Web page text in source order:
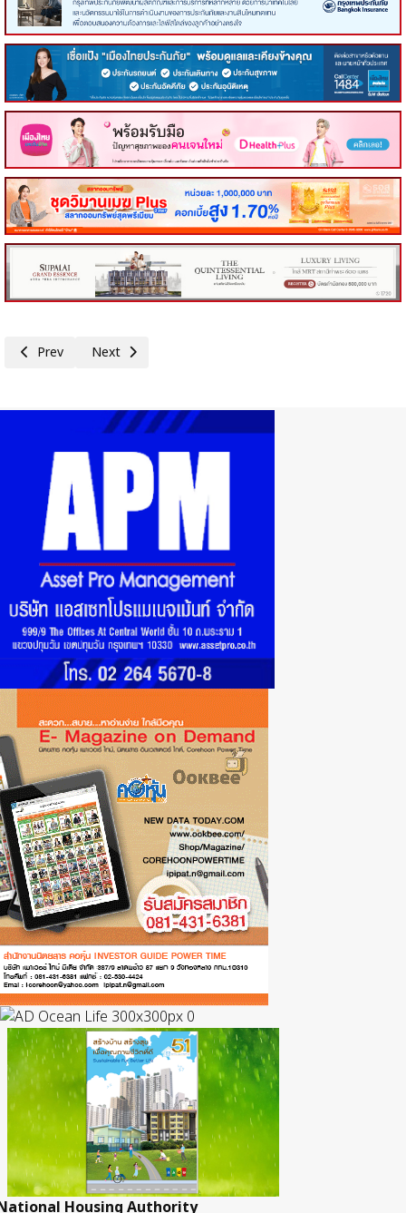
Previous article: ครม.เห็นชอบผ่อนผันใช้พื้นที่ลุ่มน้ำชั้น 1 เอ–1 บี ในป่าสงวน
Prev Next article: สรุปข่าวการประชุมคณะรัฐมนตรี 13 มกราคม
Next
Housing Authority